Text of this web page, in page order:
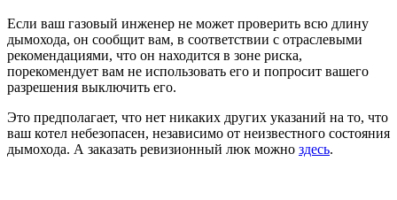
Если ваш газовый инженер не может проверить всю длину
дымохода, он сообщит вам, в соответствии с отраслевыми
рекомендациями, что он находится в зоне риска,
порекомендует вам не использовать его и попросит вашего
разрешения выключить его.
Это предполагает, что нет никаких других указаний на то, что
ваш котел небезопасен, независимо от неизвестного состояния
дымохода. А заказать ревизионный люк можно здесь.